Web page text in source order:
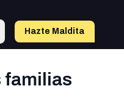
Hazte Maldita
familias